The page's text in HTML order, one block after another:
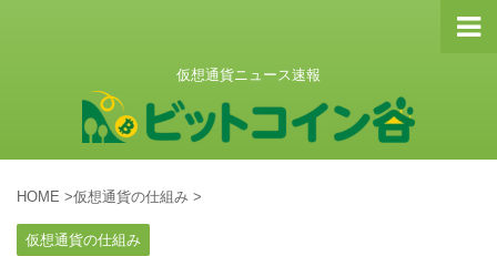
仮想通貨ニュース速報
HOME >仮想通貨の仕組み >
仮想通貨の仕組み